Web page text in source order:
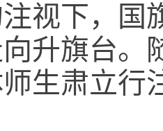
视下，国
升旗台。
生肃立行